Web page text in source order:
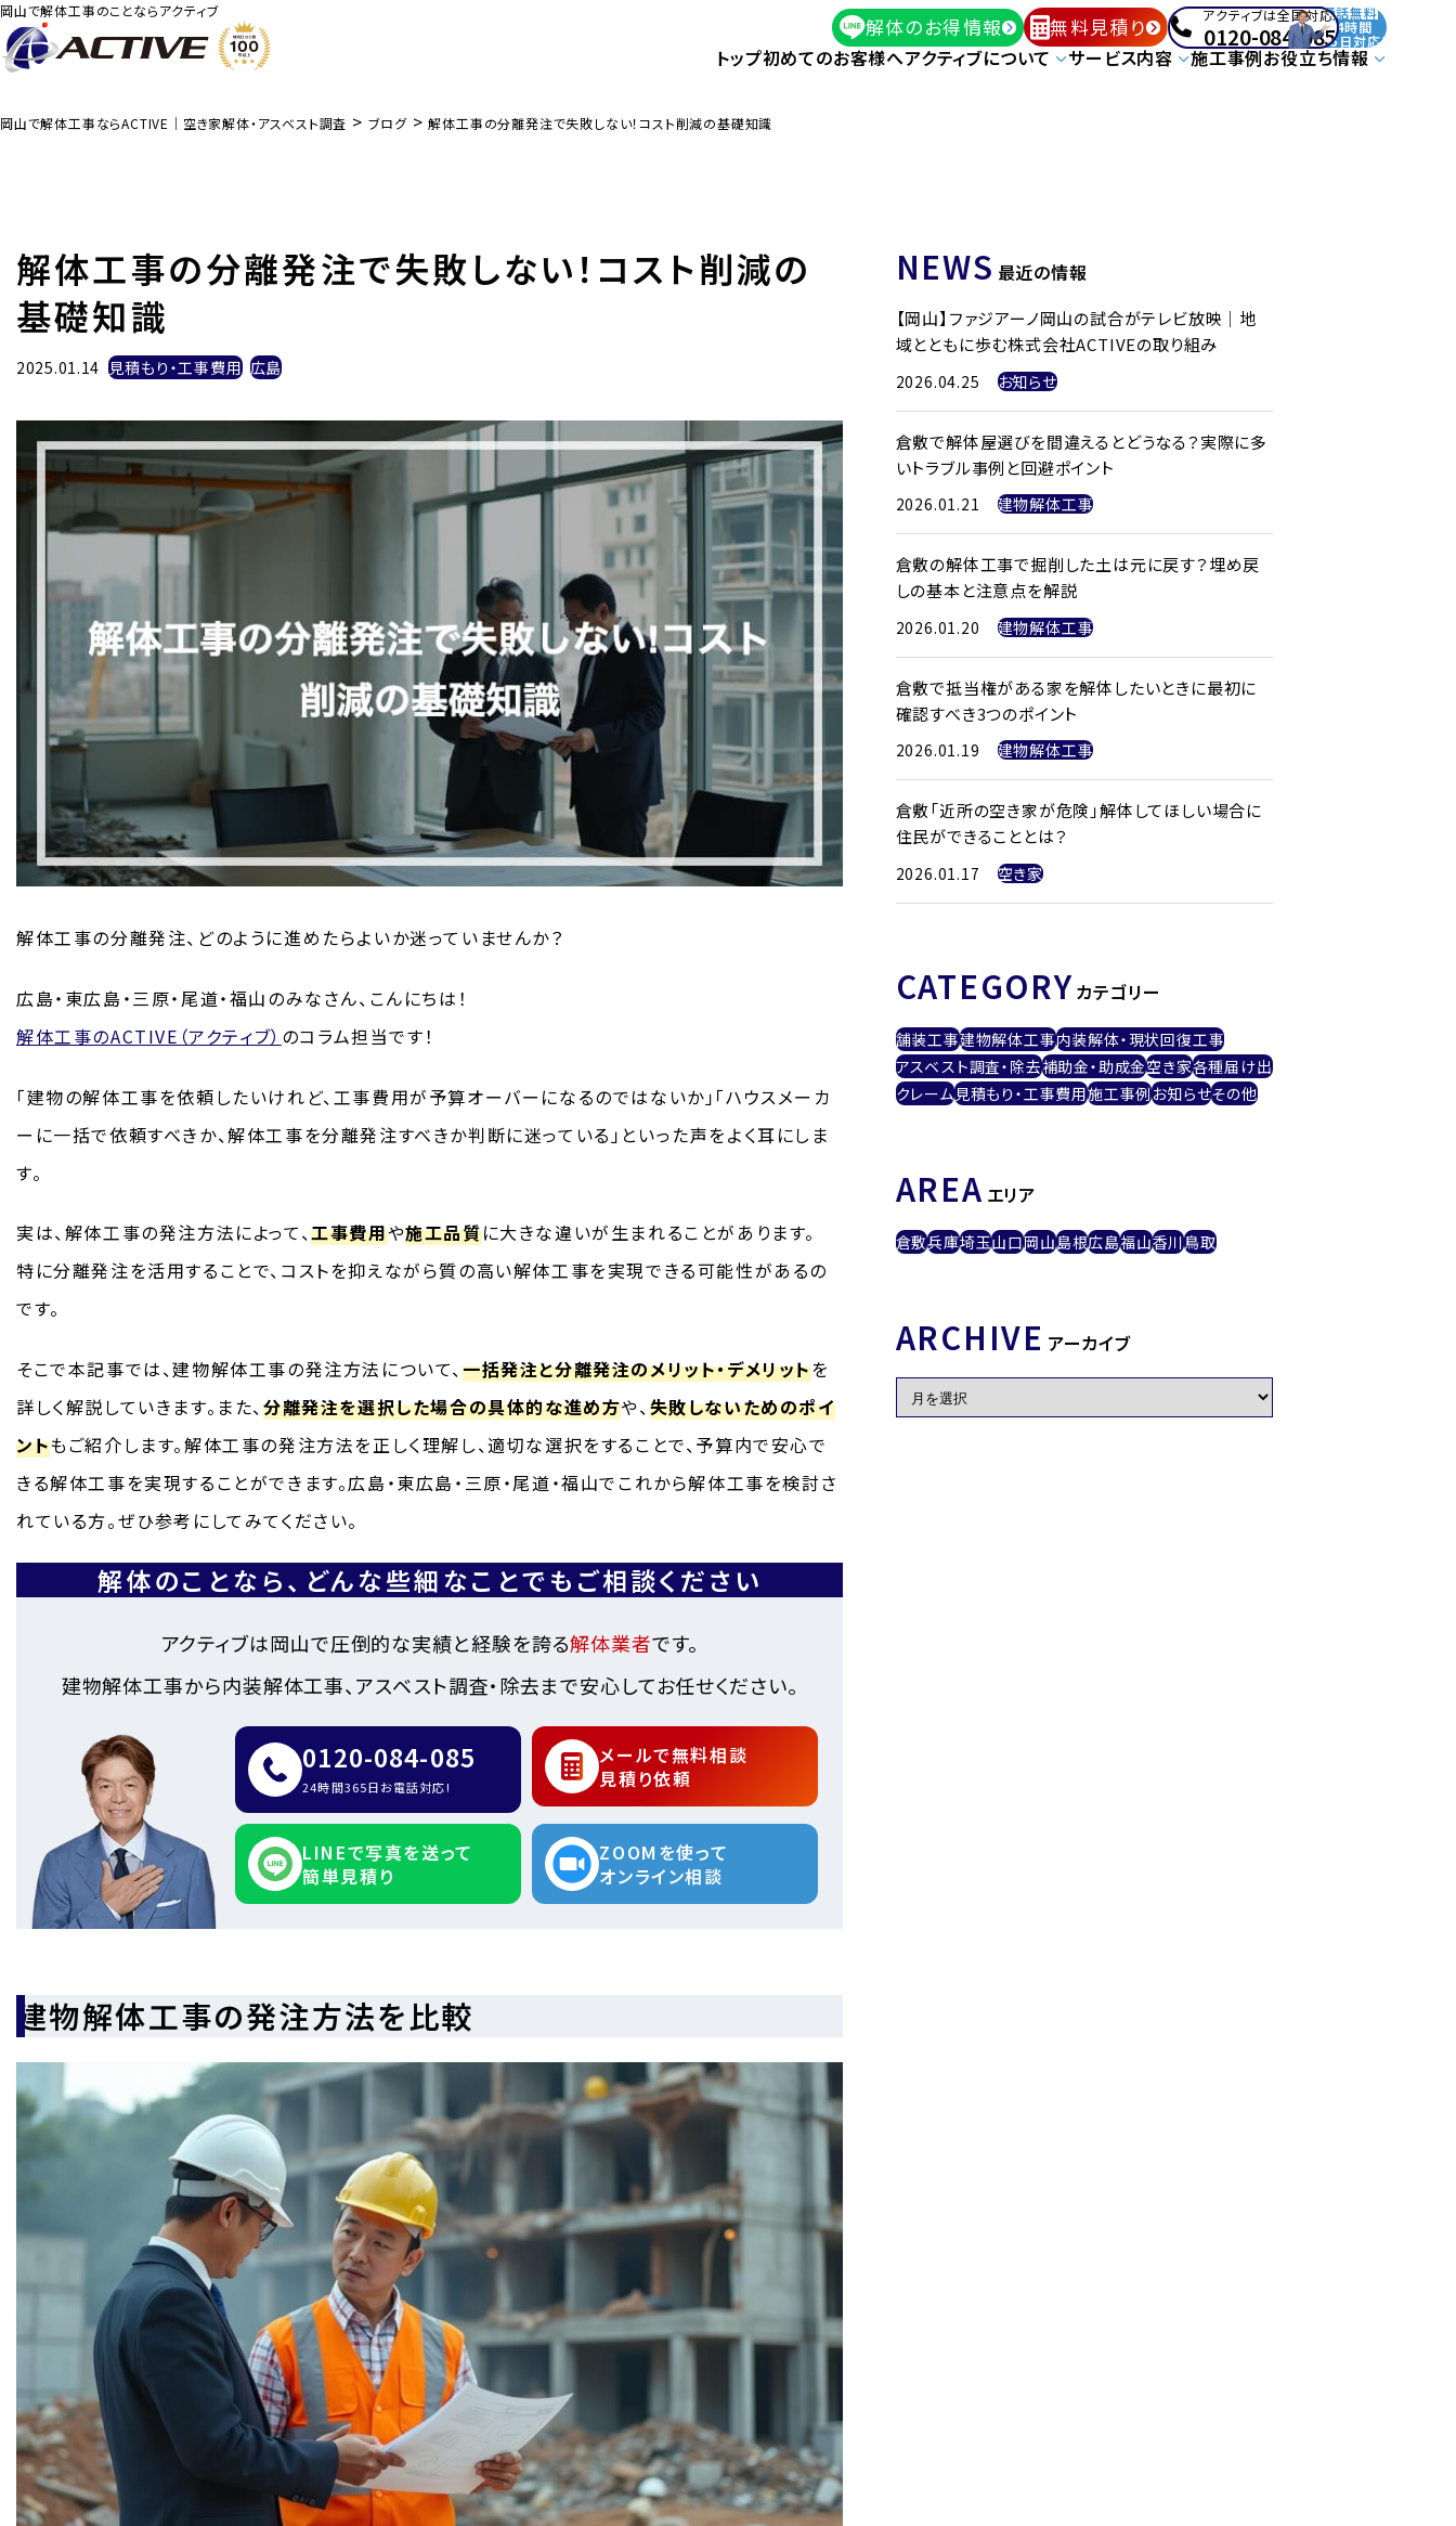
岡山で解体工事のことならアクティブ
解体のお得情報 無料見積り アクティブは全国対応!
0120-084-085
通話無料
24時間
365日対応!
トップ初めてのお客様へアクティブについて サービス内容 施工事例お役立ち情報
岡山で解体工事ならACTIVE｜空き家解体・アスベスト調査 > ブログ >解体工事の分離発注で失敗しない！コスト削減の基礎知識
解体工事の分離発注で失敗しない！コスト削減の
基礎知識
2025.01.14 見積もり・工事費用 広島
解体工事の分離発注、どのように進めたらよいか迷っていませんか？
広島・東広島・三原・尾道・福山のみなさん、こんにちは！
解体工事のACTIVE（アクティブ） のコラム担当です！
「建物の解体工事を依頼したいけれど、工事費用が予算オーバーになるのではないか」「ハウスメーカ
ーに一括で依頼すべきか、解体工事を分離発注すべきか判断に迷っている」といった声をよく耳にしま
す。
実は、解体工事の発注方法によって、工事費用や施工品質に大きな違いが生まれることがあります。
特に分離発注を活用することで、コストを抑えながら質の高い解体工事を実現できる可能性があるの
です。
そこで本記事では、建物解体工事の発注方法について、一括発注と分離発注のメリット・デメリットを
詳しく解説していきます。また、分離発注を選択した場合の具体的な進め方や、失敗しないためのポイ
ントもご紹介します。解体工事の発注方法を正しく理解し、適切な選択をすることで、予算内で安心で
きる解体工事を実現することができます。広島・東広島・三原・尾道・福山でこれから解体工事を検討さ
れている方。ぜひ参考にしてみてください。
解体のことなら、 どんな些細なことでもご相談ください
アクティブは岡山で圧倒的な実績と経験を誇る解体業者です。
建物解体工事から内装解体工事、アスベスト調査・除去まで安心してお任せください。
0120-084-085
24時間365日お電話対応!
メールで無料相談
見積り依頼
LINEで写真を送って
簡単見積り
ZOOMを使って
オンライン相談
建物解体工事の発注方法を比較
NEWS 最近の情報
【岡山】ファジアーノ岡山の試合がテレビ放映｜地
域とともに歩む株式会社ACTIVEの取り組み
2026.04.25 お知らせ
倉敷で解体屋選びを間違えるとどうなる？実際に多
いトラブル事例と回避ポイント
2026.01.21 建物解体工事
倉敷の解体工事で掘削した土は元に戻す？埋め戻
しの基本と注意点を解説
2026.01.20 建物解体工事
倉敷で抵当権がある家を解体したいときに最初に
確認すべき3つのポイント
2026.01.19 建物解体工事
倉敷「近所の空き家が危険」解体してほしい場合に
住民ができることとは？
2026.01.17 空き家
CATEGORYカテゴリー
舗装工事建物解体工事内装解体・現状回復工事
アスベスト調査・除去補助金・助成金空き家各種届け出
クレーム見積もり・工事費用施工事例お知らせその他
AREA エリア
倉敷兵庫埼玉山口岡山島根広島福山香川鳥取
ARCHIVE アーカイブ